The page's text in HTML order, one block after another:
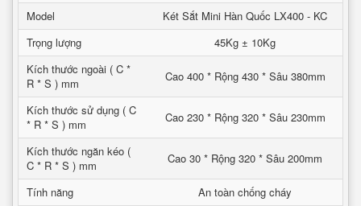
Model
Két Sắt Mini Hàn Quốc LX400 - KC
Trọng lượng
45Kg ± 10Kg
Kích thước ngoài ( C *
R * S ) mm
Cao 400 * Rộng 430 * Sâu 380mm
Kích thước sử dụng ( C
* R * S ) mm
Cao 230 * Rộng 320 * Sâu 230mm
Kích thước ngăn kéo (
C * R * S ) mm
Cao 30 * Rộng 320 * Sâu 200mm
Tính năng
An toàn chống cháy